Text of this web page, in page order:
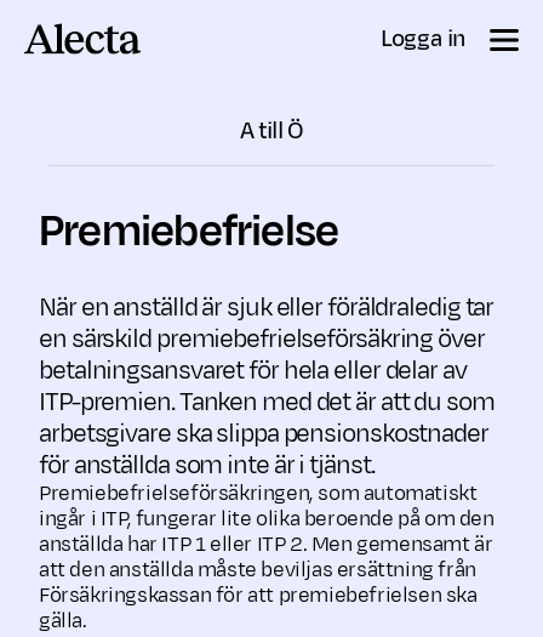
Logga in
A till Ö
Premiebefrielse
När en anställd är sjuk eller föräldraledig tar
en särskild premie­befrielse­försäkring över
betalnings­ansvaret för hela eller delar av
ITP-premien. Tanken med det är att du som
arbetsgivare ska slippa pensionskostnader
för anställda som inte är i tjänst.
Premiebefrielseförsäkringen, som automatiskt
ingår i ITP, fungerar lite olika beroende på om den
anställda har ITP 1 eller ITP 2. Men gemensamt är
att den anställda måste beviljas ersättning från
Försäkringskassan för att premiebefrielsen ska
gälla.